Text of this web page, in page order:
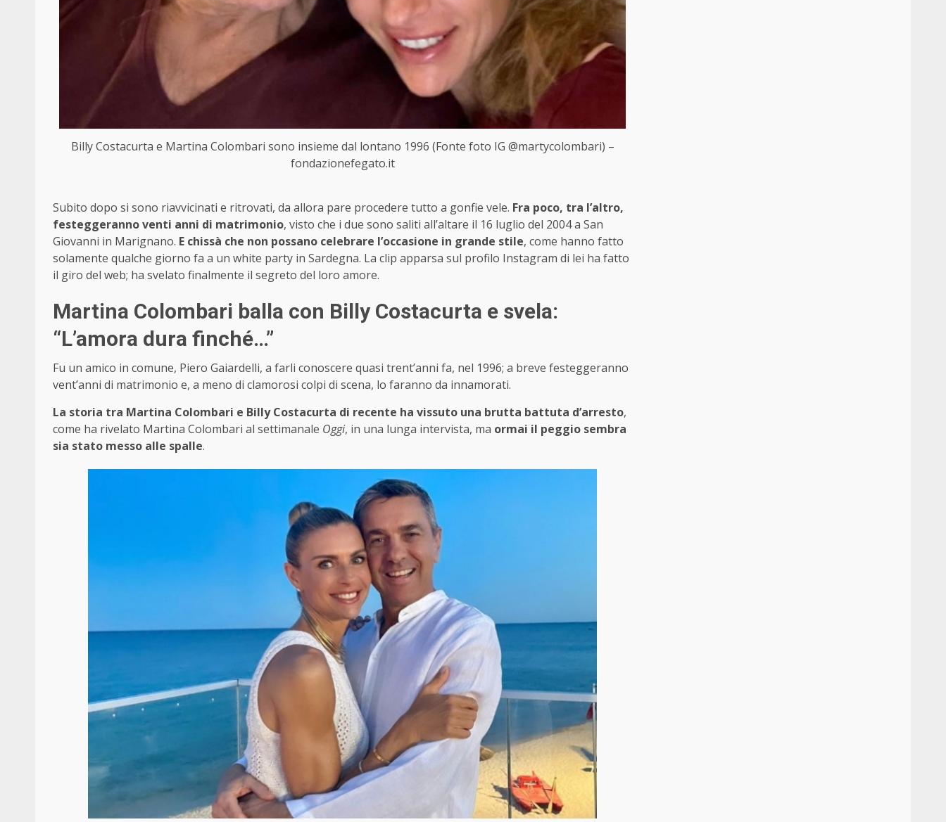
Billy Costacurta e Martina Colombari sono insieme dal lontano 1996 (Fonte foto IG @martycolombari) –
fondazionefegato.it
Subito dopo si sono riavvicinati e ritrovati, da allora pare procedere tutto a gonfie vele. Fra poco, tra l’altro,
festeggeranno venti anni di matrimonio, visto che i due sono saliti all’altare il 16 luglio del 2004 a San
Giovanni in Marignano. E chissà che non possano celebrare l’occasione in grande stile, come hanno fatto
solamente qualche giorno fa a un white party in Sardegna. La clip apparsa sul profilo Instagram di lei ha fatto
il giro del web; ha svelato finalmente il segreto del loro amore.
Martina Colombari balla con Billy Costacurta e svela:
“L’amora dura finché…”
Fu un amico in comune, Piero Gaiardelli, a farli conoscere quasi trent’anni fa, nel 1996; a breve festeggeranno
vent’anni di matrimonio e, a meno di clamorosi colpi di scena, lo faranno da innamorati.
La storia tra Martina Colombari e Billy Costacurta di recente ha vissuto una brutta battuta d’arresto,
come ha rivelato Martina Colombari al settimanale Oggi, in una lunga intervista, ma ormai il peggio sembra
sia stato messo alle spalle.